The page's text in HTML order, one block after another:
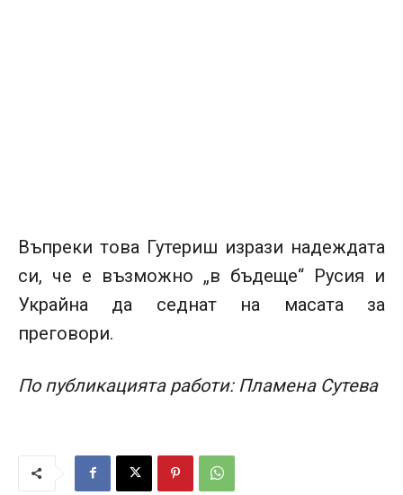
Въпреки това Гутериш изрази надеждата
си, че е възможно „в бъдеще“ Русия и
Украйна да седнат на масата за
преговори.
По публикацията работи: Пламена Сутева